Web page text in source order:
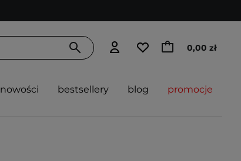
0,00 zł
nowości bestsellery blog promocje